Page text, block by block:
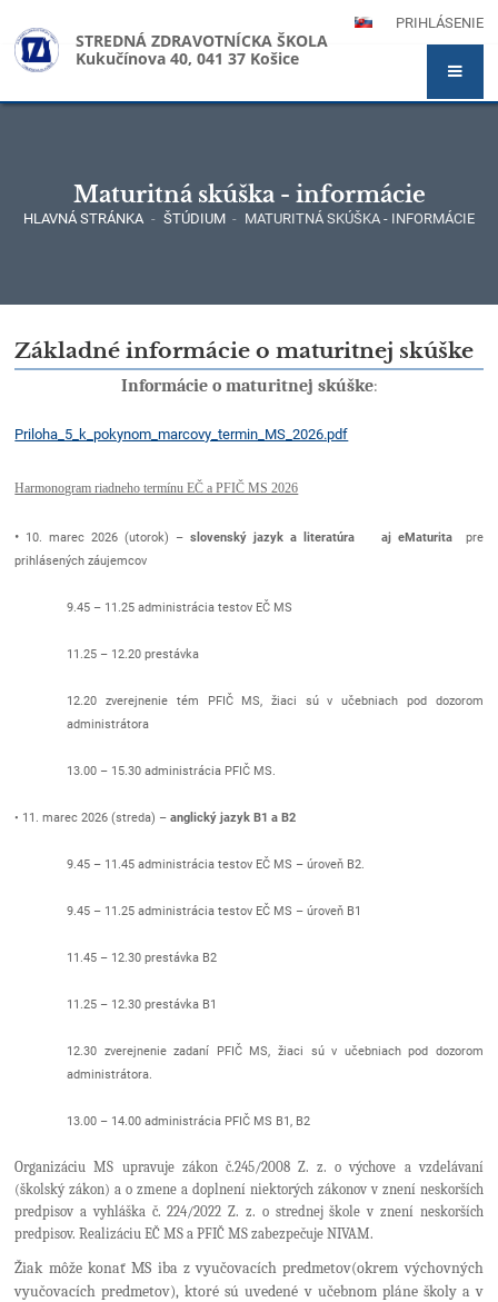
PRIHLÁSENIE
STREDNÁ ZDRAVOTNÍCKA ŠKOLA
Kukučínova 40, 041 37 Košice
Maturitná skúška - informácie
HLAVNÁ STRÁNKA - ŠTÚDIUM - MATURITNÁ SKÚŠKA - INFORMÁCIE
Maturitná
skúška
informácie
Základné informácie o maturitnej skúške
Informácie o maturitnej skúške:
Priloha_5_k_pokynom_marcovy_termin_MS_2026.pdf
Harmonogram riadneho termínu EČ a PFIČ MS 2026
• 10. marec 2026 (utorok) –slovenský jazyk a literatúra aj eMaturita pre
prihlásených záujemcov
9.45 – 11.25 administrácia testov EČ MS
11.25 – 12.20 prestávka
12.20 zverejnenie tém PFIČ MS, žiaci sú v učebniach pod dozorom
administrátora
13.00 – 15.30 administrácia PFIČ MS.
• 11. marec 2026 (streda) –anglický jazyk B1 a B2
9.45 – 11.45 administrácia testov EČ MS – úroveň B2.
9.45 – 11.25 administrácia testov EČ MS – úroveň B1
11.45 – 12.30 prestávka B2
11.25 – 12.30 prestávka B1
12.30 zverejnenie zadaní PFIČ MS, žiaci sú v učebniach pod dozorom
administrátora.
13.00 – 14.00 administrácia PFIČ MS B1, B2
Organizáciu MS upravuje zákon č.245/2008 Z. z. o výchove a vzdelávaní
(školský zákon) a o zmene a doplnení niektorých zákonov v znení neskorších
predpisov a vyhláška č. 224/2022 Z. z. o strednej škole v znení neskorších
predpisov. Realizáciu EČ MS a PFIČ MS zabezpečuje NIVAM.
Žiak môže konať MS iba z vyučovacích predmetov(okrem výchovných
vyučovacích predmetov), ktoré sú uvedené v učebnom pláne školy a v